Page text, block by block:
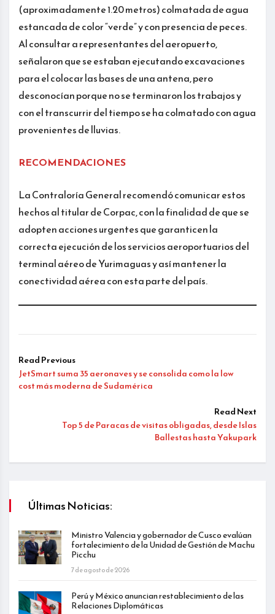
(aproximadamente 1.20 metros) colmatada de agua
estancada de color “verde” y con presencia de peces.
Al consultar a representantes del aeropuerto,
señalaron que se estaban ejecutando excavaciones
para el colocar las bases de una antena, pero
desconocían porque no se terminaron los trabajos y
con el transcurrir del tiempo se ha colmatado con agua
provenientes de lluvias.
RECOMENDACIONES
La Contraloría General recomendó comunicar estos
hechos al titular de Corpac, con la finalidad de que se
adopten acciones urgentes que garanticen la
correcta ejecución de los servicios aeroportuarios del
terminal aéreo de Yurimaguas y así mantener la
conectividad aérea con esta parte del país.
Read Previous
JetSmart suma 35 aeronaves y se consolida como la low
cost más moderna de Sudamérica
Read Next
Top 5 de Paracas de visitas obligadas, desde Islas
Ballestas hasta Yakupark
Últimas Noticias:
Ministro Valencia y gobernador de Cusco evalúan
fortalecimiento de la Unidad de Gestión de Machu
Picchu
7 de agosto de 2026
Perú y México anuncian restablecimiento de las
Relaciones Diplomáticas